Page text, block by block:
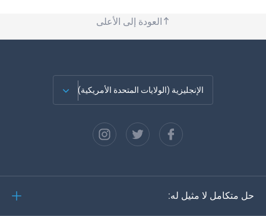
العودة إلى الأعلى
الإنجليزية (الولايات المتحدة الأمريكية)
الاسبانية
البرتغالية
حل متكامل لا مثيل له: